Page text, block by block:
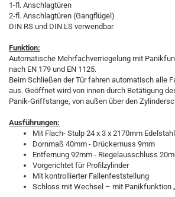
1-fl. Anschlagtüren
2-fl. Anschlagtüren (Gangflügel)
DIN RS und DIN LS verwendbar
Funktion:
Automatische Mehrfachverriegelung mit
nach EN 179 und EN 1125.
Beim Schließen der Tür fahren automatisch alle
aus. Geöffnet wird von innen durch Betätigung
Panik-Griffstange, von außen über den
Ausführungen:
Mit Flach- Stulp 24 x 3 x 2170mm Edelstahl
Dornmaß 40mm - Drückernuss 9mm
Entfernung 92mm - Riegelausschluss
Vorgerichtet für Profilzylinder
Mit kontrollierter Fallenfeststellung
Schloss mit Wechsel – mit Panikfunktion